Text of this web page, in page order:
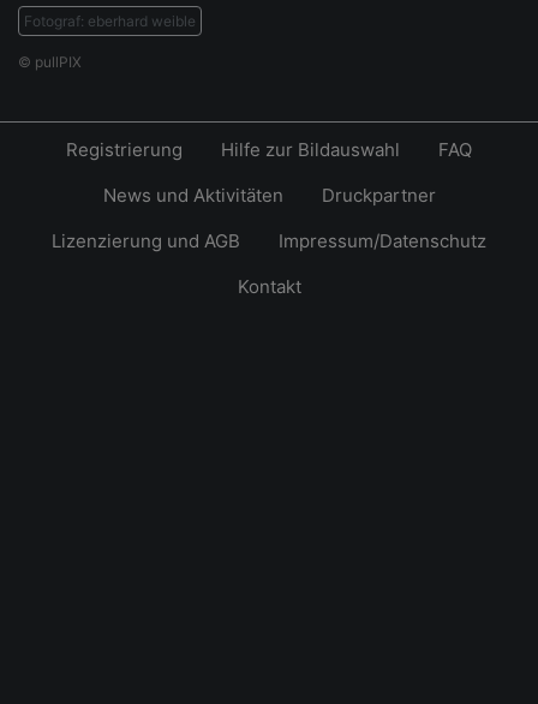
Fotograf: eberhard weible
© pullPIX
Registrierung Hilfe zur Bildauswahl
FAQ
News und Aktivitäten
Druckpartner
Lizenzierung und AGB
Impressum/Datenschutz
Kontakt